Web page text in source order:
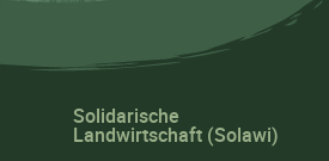
Solidarische
Landwirtschaft (Solawi)